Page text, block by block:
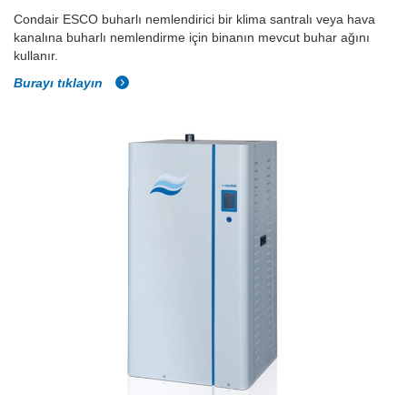
Condair ESCO buharlı nemlendirici bir klima santralı veya hava
kanalına buharlı nemlendirme için binanın mevcut buhar ağını
kullanır.
Burayı tıklayın